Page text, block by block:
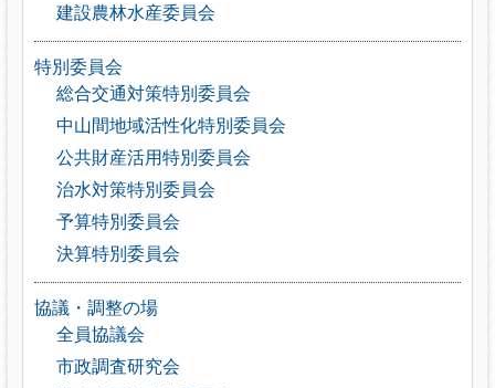
建設農林水産委員会
特別委員会
総合交通対策特別委員会
中山間地域活性化特別委員会
公共財産活用特別委員会
治水対策特別委員会
予算特別委員会
決算特別委員会
協議・調整の場
全員協議会
市政調査研究会